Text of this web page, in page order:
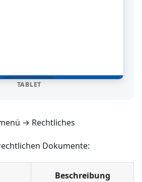
TABLET
→ Rechtliches
Dokumente:
Beschreibung